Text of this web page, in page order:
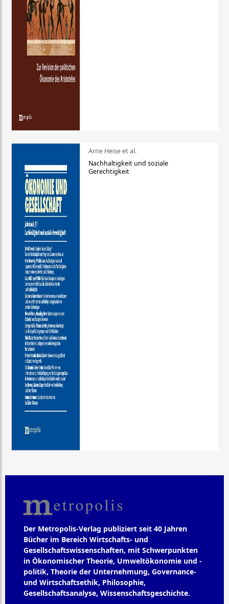
Arne Heise et al.
Nachhaltigkeit und soziale
Gerechtigkeit
Der Metropolis-Verlag publiziert seit 40 Jahren
Bücher im Bereich Wirtschafts- und
Gesellschaftswissenschaften, mit Schwerpunkten
in Ökonomischer Theorie, Umweltökonomie und -
politik, Theorie der Unternehmung, Governance-
und Wirtschaftsethik, Philosophie,
Gesellschaftsanalyse, Wissenschaftsgeschichte.